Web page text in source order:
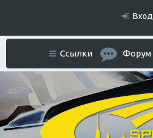
Вход
Ссылки Форум